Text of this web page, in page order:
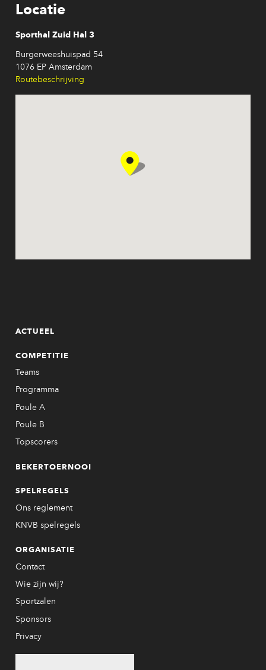
Locatie
Sporthal Zuid Hal 3
Burgerweeshuispad 54
1076 EP Amsterdam
Routebeschrijving
ACTUEEL
COMPETITIE
Teams
Programma
Poule A
Poule B
Topscorers
BEKERTOERNOOI
SPELREGELS
Ons reglement
KNVB spelregels
ORGANISATIE
Contact
Wie zijn wij?
Sportzalen
Sponsors
Privacy